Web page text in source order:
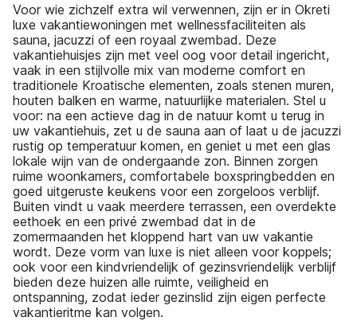
Voor wie zichzelf extra wil verwennen, zijn er in Okreti
luxe vakantiewoningen met wellnessfaciliteiten als
sauna, jacuzzi of een royaal zwembad. Deze
vakantiehuisjes zijn met veel oog voor detail ingericht,
vaak in een stijlvolle mix van moderne comfort en
traditionele Kroatische elementen, zoals stenen muren,
houten balken en warme, natuurlijke materialen. Stel u
voor: na een actieve dag in de natuur komt u terug in
uw vakantiehuis, zet u de sauna aan of laat u de jacuzzi
rustig op temperatuur komen, en geniet u met een glas
lokale wijn van de ondergaande zon. Binnen zorgen
ruime woonkamers, comfortabele boxspringbedden en
goed uitgeruste keukens voor een zorgeloos verblijf.
Buiten vindt u vaak meerdere terrassen, een overdekte
eethoek en een privé zwembad dat in de
zomermaanden het kloppend hart van uw vakantie
wordt. Deze vorm van luxe is niet alleen voor koppels;
ook voor een kindvriendelijk of gezinsvriendelijk verblijf
bieden deze huizen alle ruimte, veiligheid en
ontspanning, zodat ieder gezinslid zijn eigen perfecte
vakantieritme kan volgen.